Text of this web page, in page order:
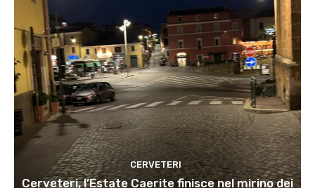
CERVETERI
Cerveteri, l’Estate Caerite finisce nel mirino dei